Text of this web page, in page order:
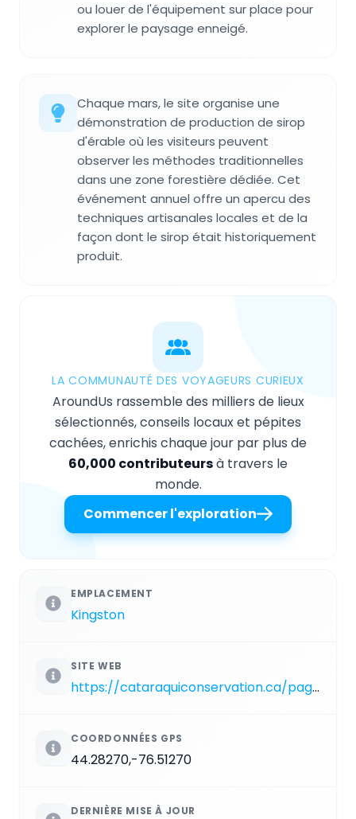
ou louer de l'équipement sur place pour
explorer le paysage enneigé.
Chaque mars, le site organise une
démonstration de production de sirop
d'érable où les visiteurs peuvent
observer les méthodes traditionnelles
dans une zone forestière dédiée. Cet
événement annuel offre un apercu des
techniques artisanales locales et de la
façon dont le sirop était historiquement
produit.
LA COMMUNAUTÉ DES VOYAGEURS CURIEUX
AroundUs rassemble des milliers de lieux
sélectionnés, conseils locaux et pépites
cachées, enrichis chaque jour par plus de
60,000 contributeursà travers le
monde.
Commencer l'exploration
EMPLACEMENT
Kingston
SITE WEB
https://cataraquiconservation.ca/pages/little-cataraqui-creek
COORDONNÉES GPS
44.28270,-76.51270
DERNIÈRE MISE À JOUR